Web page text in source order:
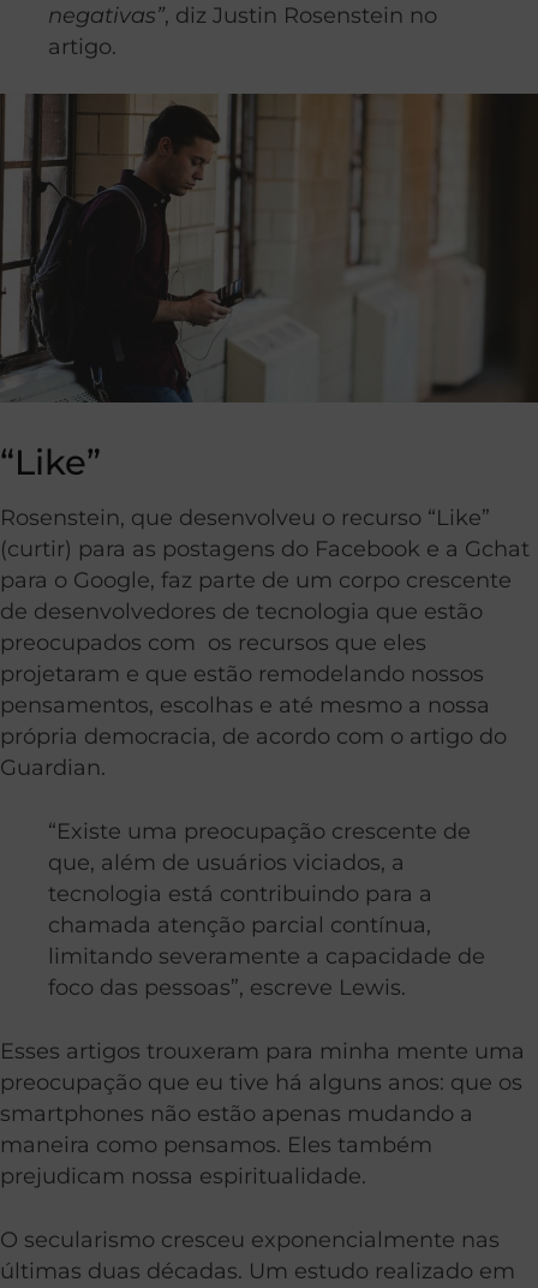
negativas”, diz Justin Rosenstein no
artigo.
“Like”
Rosenstein, que desenvolveu o recurso “Like”
(curtir) para as postagens do Facebook e a Gchat
para o Google, faz parte de um corpo crescente
de desenvolvedores de tecnologia que estão
preocupados com os recursos que eles
projetaram e que estão remodelando nossos
pensamentos, escolhas e até mesmo a nossa
própria democracia, de acordo com o artigo do
Guardian.
“Existe uma preocupação crescente de
que, além de usuários viciados, a
tecnologia está contribuindo para a
chamada atenção parcial contínua,
limitando severamente a capacidade de
foco das pessoas”, escreve Lewis.
Esses artigos trouxeram para minha mente uma
preocupação que eu tive há alguns anos: que os
smartphones não estão apenas mudando a
maneira como pensamos. Eles também
prejudicam nossa espiritualidade.
O secularismo cresceu exponencialmente nas
últimas duas décadas. Um estudo realizado em